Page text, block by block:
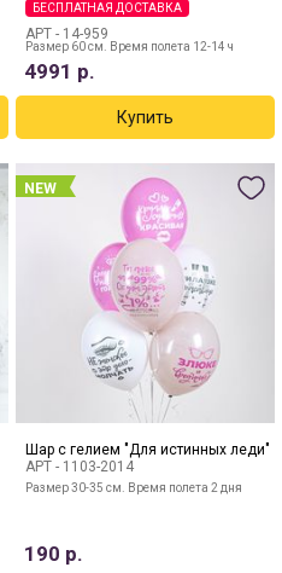
БЕСПЛАТНАЯ ДОСТАВКА
АРТ - 14-959
Размер 60 см. Время полета 12-14 ч
4991 р.
NEW
Шар с гелием "Для истинных леди"
АРТ - 1103-2014
Размер 30-35 см. Время полета 2 дня
190 р.